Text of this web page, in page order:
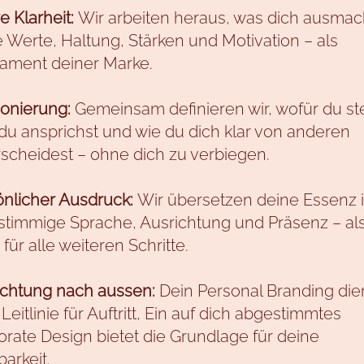
Klarheit: Wir arbeiten heraus, was dich
Werte, Haltung, Stärken und Motivation – als
deiner Marke.
Gemeinsam definieren wir, wofür du
ansprichst und wie du dich klar von anderen
– ohne dich zu verbiegen.
Ausdruck: Wir übersetzen deine Essenz
Sprache, Ausrichtung und Präsenz –
für alle weiteren Schritte.
nach aussen: Dein Personal Branding
für Auftritt, Ein auf dich abgestimmtes
Design bietet die Grundlage für deine